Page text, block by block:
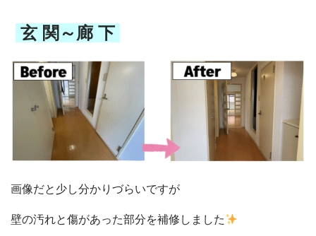
玄 関～廊 下
画像だと少し分かりづらいですが
壁の汚れと傷があった部分を補修しました